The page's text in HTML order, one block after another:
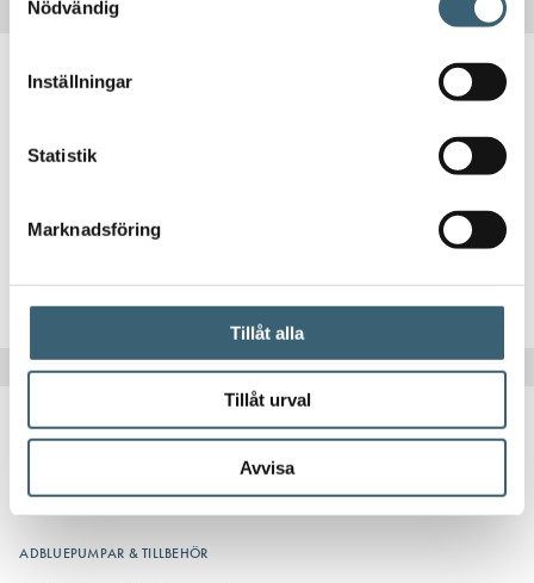
Nödvändig
Inställningar
Statistik
Marknadsföring
Tillåt alla
Tillåt urval
Avvisa
Pumppaket Adblue IBC – manuellt handtag
Köp nu!
ADBLUEPUMPAR & TILLBEHÖR